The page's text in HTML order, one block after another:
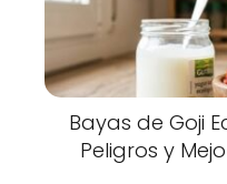
Bayas de Goji
Peligros y